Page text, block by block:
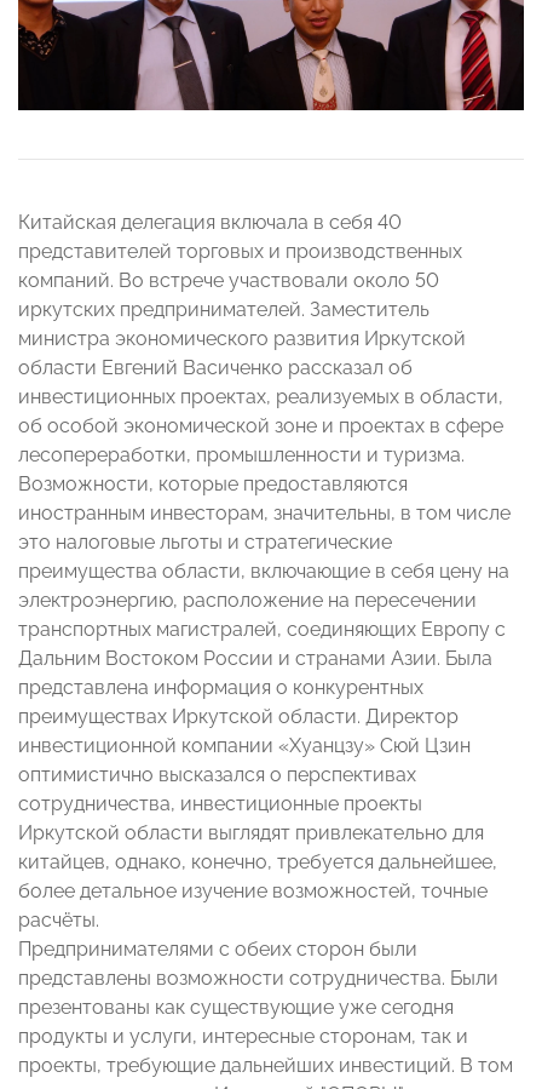
Китайская делегация включала в себя 40
представителей торговых и производственных
компаний. Во встрече участвовали около 50
иркутских предпринимателей. Заместитель
министра экономического развития Иркутской
области Евгений Васиченко рассказал об
инвестиционных проектах, реализуемых в области,
об особой экономической зоне и проектах в сфере
лесопереработки, промышленности и туризма.
Возможности, которые предоставляются
иностранным инвесторам, значительны, в том числе
это налоговые льготы и стратегические
преимущества области, включающие в себя цену на
электроэнергию, расположение на пересечении
транспортных магистралей, соединяющих Европу с
Дальним Востоком России и странами Азии. Была
представлена информация о конкурентных
преимуществах Иркутской области. Директор
инвестиционной компании «Хуанцзу» Сюй Цзин
оптимистично высказался о перспективах
сотрудничества, инвестиционные проекты
Иркутской области выглядят привлекательно для
китайцев, однако, конечно, требуется дальнейшее,
более детальное изучение возможностей, точные
расчёты.
Предпринимателями с обеих сторон были
представлены возможности сотрудничества. Были
презентованы как существующие уже сегодня
продукты и услуги, интересные сторонам, так и
проекты, требующие дальнейших инвестиций. В том